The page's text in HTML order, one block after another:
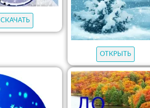
СКАЧАТЬ
ОТКРЫТЬ